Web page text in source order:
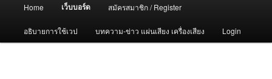
Home เว็บบอร์ด สมัครสมาชิก / Register
อธิบายการใช้เวป บทความ-ข่าว แผ่นเสียง เครื่องเสียง Login